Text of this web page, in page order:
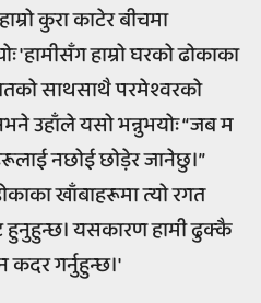
कुरा काटेर बीचमा
'हामीसँग हाम्रो घरको ढोकाका
साथसाथै परमेश्वरको
उहाँले यसो भन्नुभयोः “जब म
नछोई छोड़ेर जानेछु।”
खाँबाहरूमा त्यो रगत
हुनुहुन्छ। यसकारण हामी ढुक्कै
गर्नुहुन्छ।'